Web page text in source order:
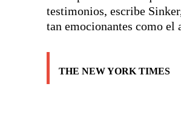
testimonios, escribe
tan emocionantes como el
THE NEW YORK TIMES